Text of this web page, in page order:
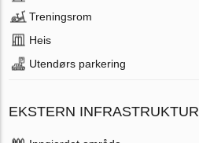
Treningsrom
Heis
Utendørs parkering
EKSTERN INFRASTRUKTUR